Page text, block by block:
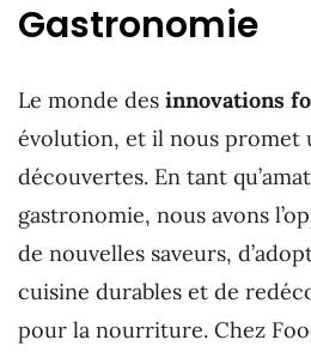
Gastronomie
Le monde des innovations
évolution, et il nous promet
découvertes. En tant
gastronomie, nous avons
de nouvelles saveurs,
cuisine durables et de
pour la nourriture. Chez